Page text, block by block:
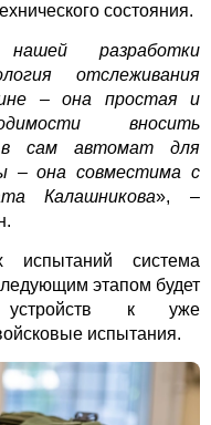
состояния.
разработки
отслеживания
– она простая и
вносить
в сам автомат для
– она совместима с
Калашникова», –
испытаний система
этапом будет
устройств к уже
испытания.